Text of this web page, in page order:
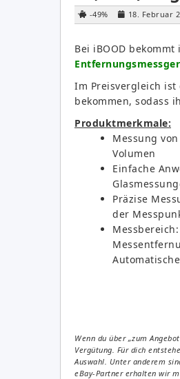
-49% 18. Februar
Bei iBOOD
Im Preisvergleich ist
bekommen, sodass
Produktmerkmale:
Messung
Volumen
Einfache
Präzise
der
Wenn du über „zum
Vergütung. Für dich
Auswahl. Unter anderem
eBay-Partner erhalten wir